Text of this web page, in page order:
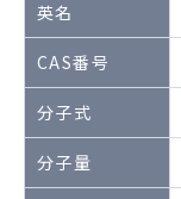
英名
CAS番号
分子式
分子量